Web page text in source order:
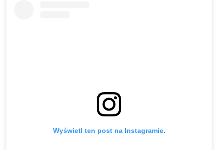
Wyświetl ten post na Instagramie.